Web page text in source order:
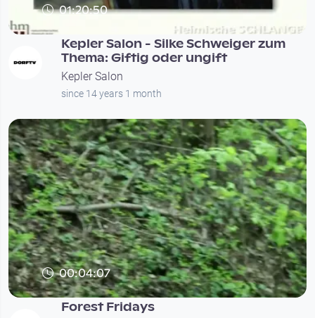
01:20:50
Kepler Salon - Silke Schweiger zum
Thema: Giftig oder ungift
Kepler Salon
since 14 years 1 month
00:04:07
Forest Fridays